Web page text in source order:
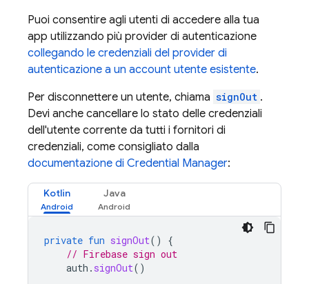
Puoi consentire agli utenti di accedere alla tua
app utilizzando più provider di autenticazione
collegando le credenziali del provider di
autenticazione a un account utente esistente.
Per disconnettere un utente, chiama signOut .
Devi anche cancellare lo stato delle credenziali
dell'utente corrente da tutti i fornitori di
credenziali, come consigliato dalla
documentazione di Credential Manager:
Kotlin Java
private fun signOut()
{
// Firebase sign out
auth . signOut()